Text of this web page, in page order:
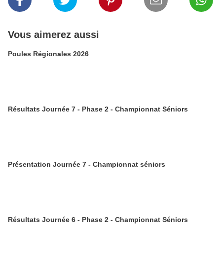
Vous aimerez aussi
Poules Régionales 2026
Résultats Journée 7 - Phase 2 - Championnat Séniors
Présentation Journée 7 - Championnat séniors
Résultats Journée 6 - Phase 2 - Championnat Séniors